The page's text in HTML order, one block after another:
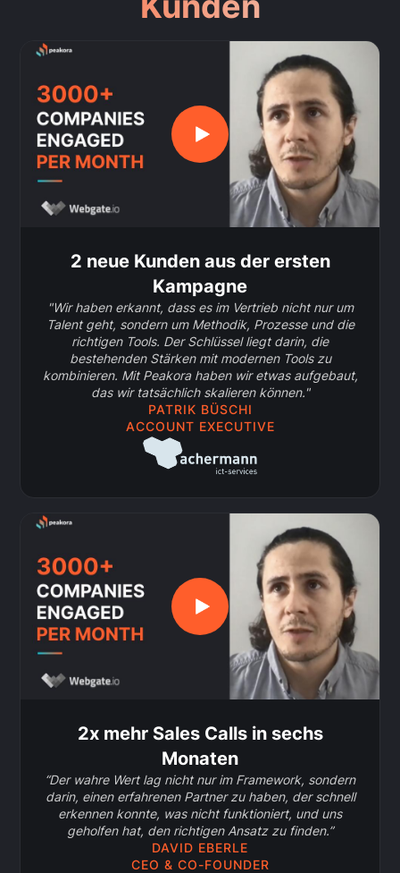
2 neue Kunden aus der ersten
Kampagne
"Wir haben erkannt, dass es im Vertrieb nicht nur um
Talent geht, sondern um Methodik, Prozesse und die
richtigen Tools. Der Schlüssel liegt darin, die
bestehenden Stärken mit modernen Tools zu
kombinieren. Mit Peakora haben wir etwas aufgebaut,
das wir tatsächlich skalieren können."
PATRIK BÜSCHI
ACCOUNT EXECUTIVE
2x mehr Sales Calls in sechs
Monaten
“Der wahre Wert lag nicht nur im Framework, sondern
darin, einen erfahrenen Partner zu haben, der schnell
erkennen konnte, was nicht funktioniert, und uns
geholfen hat, den richtigen Ansatz zu finden.”
DAVID EBERLE
CEO & CO-FOUNDER